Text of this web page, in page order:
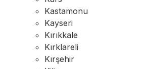
Kastamonu
Kayseri
Kırıkkale
Kırklareli
Kırşehir